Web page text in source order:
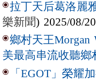
拉丁天后葛洛麗
樂新聞) 2025/08/20
鄉村天王Morgan
美最高串流收聽鄉
「EGOT」榮耀